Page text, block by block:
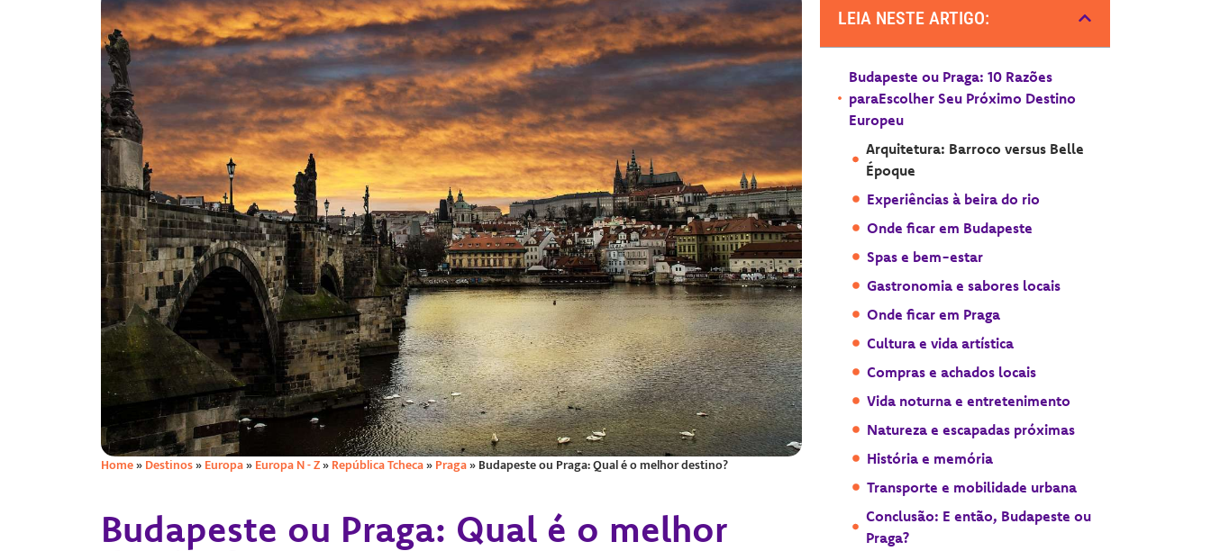
Home»Destinos»Europa»Europa N - Z»República Tcheca»Praga»Budapeste ou Praga: Qual é o melhor destino?
Budapeste ou Praga: Qual é o melhor
LEIA NESTE ARTIGO:
Budapeste ou Praga: 10 Razões
paraEscolher Seu Próximo Destino
Europeu
Arquitetura: Barroco versus Belle
Époque
Experiências à beira do rio
Onde ficar em Budapeste
Spas e bem-estar
Gastronomia e sabores locais
Onde ficar em Praga
Cultura e vida artística
Compras e achados locais
Vida noturna e entretenimento
Natureza e escapadas próximas
História e memória
Transporte e mobilidade urbana
Conclusão: E então, Budapeste ou
Praga?